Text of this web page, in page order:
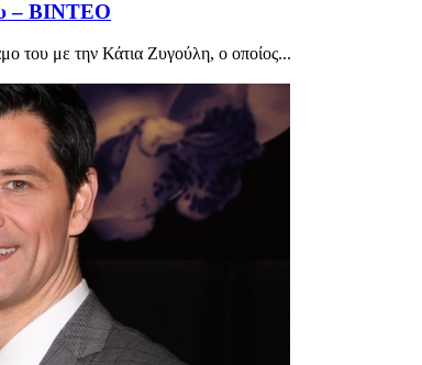
– ΒΙΝΤΕΟ
του με την Κάτια Ζυγούλη, ο οποίος...